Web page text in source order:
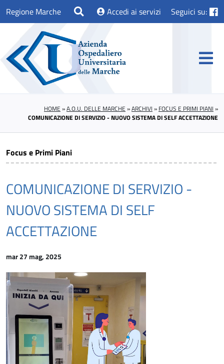
Regione Marche Accedi ai servizi Seguici su:
HOME »A.O.U. DELLE MARCHE »ARCHIVI » FOCUS E PRIMI PIANI »
COMUNICAZIONE DI SERVIZIO - NUOVO SISTEMA DI SELF ACCETTAZIONE
Focus e Primi Piani
COMUNICAZIONE DI SERVIZIO -
NUOVO SISTEMA DI SELF
ACCETTAZIONE
mar 27 mag, 2025